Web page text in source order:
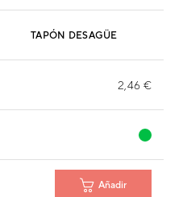
TAPÓN DESAGÜE
2,46 €
Añadir